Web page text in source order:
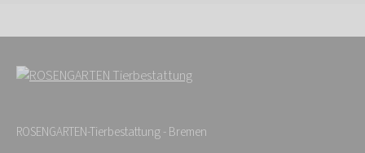
ROSENGARTEN-Tierbestattung - Bremen